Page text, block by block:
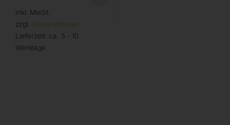
inkl. MwSt.
zzgl. Versandkosten
Lieferzeit: ca. 5 - 10
Werktage